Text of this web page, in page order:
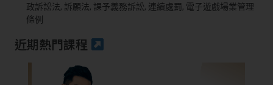
政訴訟法, 訴願法, 課予義務訴訟, 連續處罰, 電子遊戲場業管理
條例
近期熱門課程